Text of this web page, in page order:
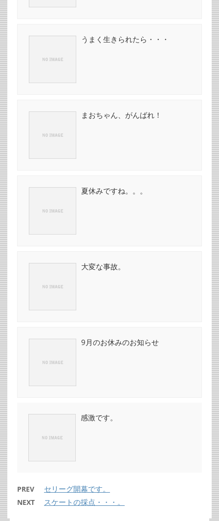
うまく生きられたら・・・
まおちゃん、がんばれ！
夏休みですね。。。
大変な事故。
9月のお休みのお知らせ
感激です。
PREV セリーグ開幕です。
NEXT スケートの採点・・・。